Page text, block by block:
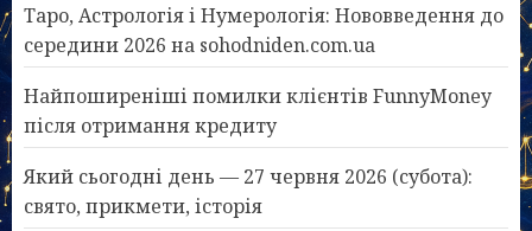
Таро, Астрологія і Нумерологія: Нововведення до
середини 2026 на sohodniden.com.ua
Найпоширеніші помилки клієнтів FunnyMoney
після отримання кредиту
Який сьогодні день — 27 червня 2026 (субота):
свято, прикмети, історія